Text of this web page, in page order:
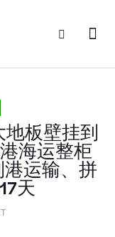
板壁挂到
海运整柜
运输、拼
天